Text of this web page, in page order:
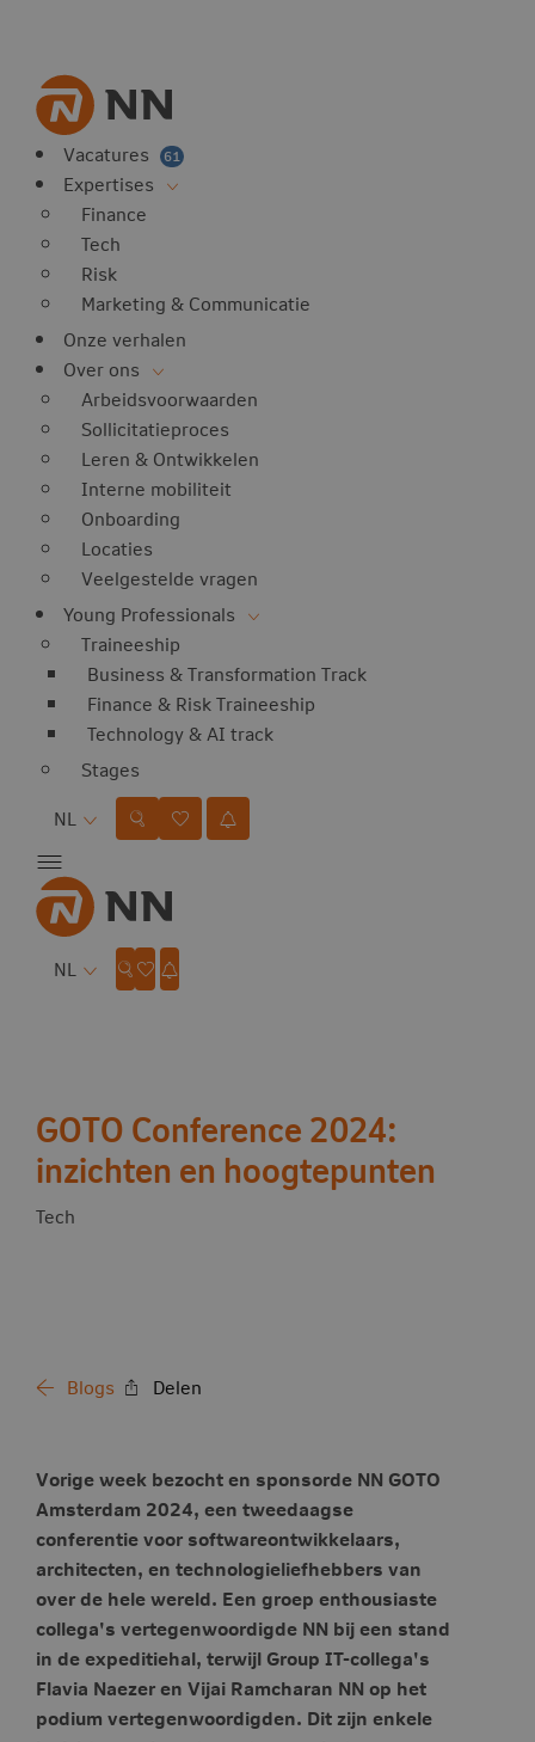
Vacatures 61
Expertises
Finance
Tech
Risk
Marketing & Communicatie
Onze verhalen
Over ons
Arbeidsvoorwaarden
Sollicitatieproces
Leren & Ontwikkelen
Interne mobiliteit
Onboarding
Locaties
Veelgestelde vragen
Young Professionals
Traineeship
Business & Transformation Track
Finance & Risk Traineeship
Technology & AI track
Stages
NL
NL
GOTO Conference 2024:
inzichten en hoogtepunten
Tech
Blogs Delen
Vorige week bezocht en sponsorde NN GOTO
Amsterdam 2024, een tweedaagse
conferentie voor softwareontwikkelaars,
architecten, en technologieliefhebbers van
over de hele wereld. Een groep enthousiaste
collega's vertegenwoordigde NN bij een stand
in de expeditiehal, terwijl Group IT-collega's
Flavia Naezer en Vijai Ramcharan NN op het
podium vertegenwoordigden. Dit zijn enkele